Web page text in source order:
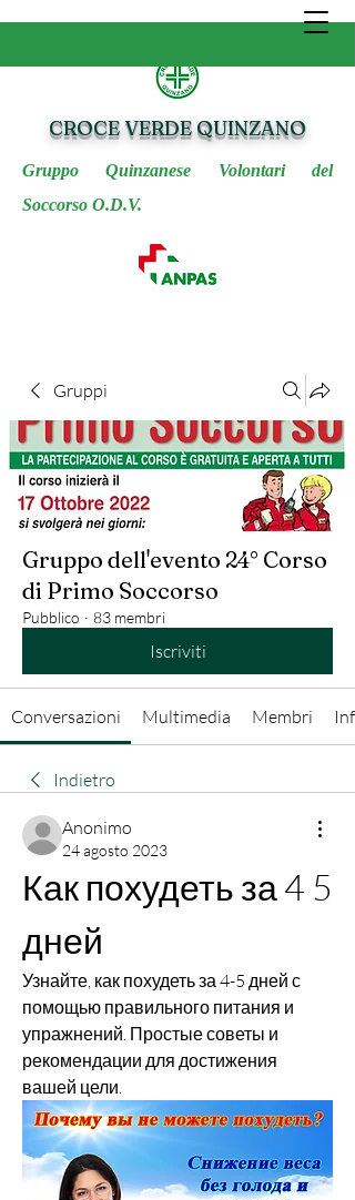
CROCE VERDE QUINZANO
Gruppo Quinzanese Volontari del
Soccorso O.D.V.
Gruppi
Gruppo dell'evento 24° Corso
di Primo Soccorso
Pubblico · 83 membri
Iscriviti
Conversazioni Multimedia Membri Info
Indietro
Anonimo
24 agosto 2023
Как похудеть за 4 5
дней
Узнайте, как похудеть за 4-5 дней с
помощью правильного питания и
упражнений. Простые советы и
рекомендации для достижения
вашей цели.